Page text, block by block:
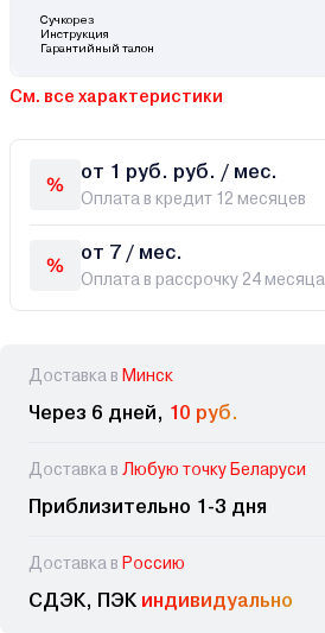
Сучкорез
Инструкция
Гарантийный талон
См. все характеристики
от 1 руб. руб. / мес.
Оплата в кредит 12 месяцев
от 7 / мес.
Оплата в рассрочку 24 месяца
Доставка в Минск
Через 6 дней, 10 руб.
Доставка в Любую точку Беларуси
Приблизительно 1-3 дня
Доставка в Россию
СДЭК, ПЭК индивидуально